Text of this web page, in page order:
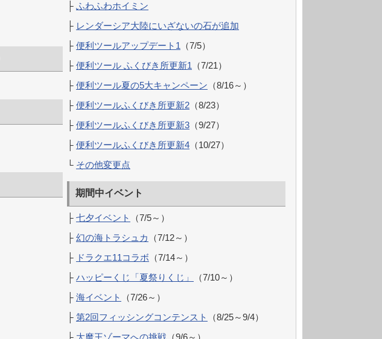
├ ふわふわホイミン
├ レンダーシア大陸にいざないの石が追加
├ 便利ツールアップデート1 （7/5）
├ 便利ツール ふくびき所更新1 （7/21）
├ 便利ツール夏の5大キャンペーン （8/16～）
├ 便利ツールふくびき所更新2（8/23）
├ 便利ツールふくびき所更新3（9/27）
├ 便利ツールふくびき所更新4（10/27）
└ その他変更点
期間中イベント
├ 七夕イベント
（7/5～）
├ 幻の海トラシュカ
（7/12～）
├ ドラクエ11コラボ （7/14～）
├ ハッピーくじ「夏祭りくじ」
（7/10～）
├ 海イベント
（7/26～）
├ 第2回フィッシングコンテンスト
（8/25～9/4）
├ 大魔王ゾーマへの挑戦 （9/6～）